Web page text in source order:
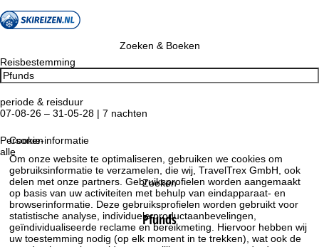
Cookie-informatie
Om onze website te optimaliseren, gebruiken we cookies om
gebruiksinformatie te verzamelen, die wij, TravelTrex GmbH, ook
delen met onze partners. Gebruiksprofielen worden aangemaakt
op basis van uw activiteiten met behulp van eindapparaat- en
browserinformatie. Deze gebruiksprofielen worden gebruikt voor
statistische analyse, individuele productaanbevelingen,
geïndividualiseerde reclame en bereikmeting. Hiervoor hebben wij
uw toestemming nodig (op elk moment in te trekken), wat ook de
Zoeken & Boeken
Reisbestemming
periode & reisduur
07-08-26 – 31-05-28 | 7 nachten
Personen
alle
Zoeken
Pfunds